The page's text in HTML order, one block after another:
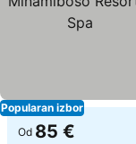
Popularan izbor
Od 85 €